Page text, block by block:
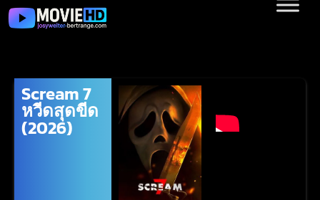
Scream 7
หวีดสุดขีด
(2026)